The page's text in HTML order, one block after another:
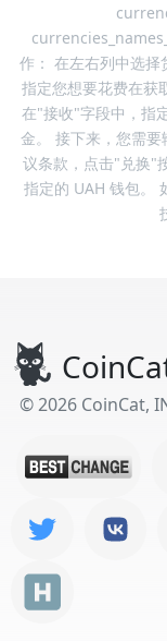
作： 在左右列中选择
指定您想要花费在获
在"接收"字段中，指
金。 接下来，您需
议条款，点击"兑换"
指定的 UAH 钱包。
© 2026 CoinCat,